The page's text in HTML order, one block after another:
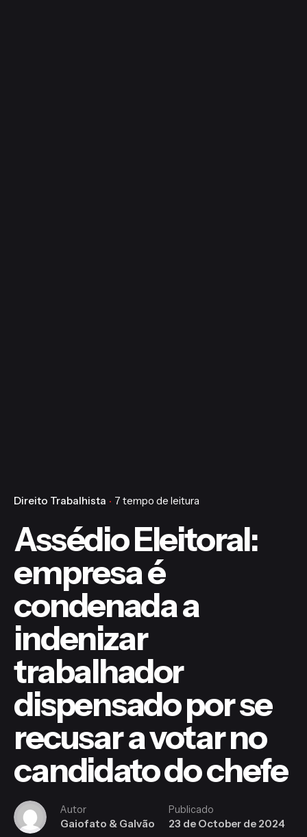
Direito Trabalhista 7 tempo de leitura
Assédio Eleitoral:
empresa é
condenada a
indenizar
trabalhador
dispensado por se
recusar a votar no
candidato do chefe
Autor
Gaiofato & Galvão
Publicado
23 de October de 2024